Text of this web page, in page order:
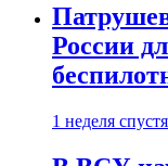
России
1 неделя спустя